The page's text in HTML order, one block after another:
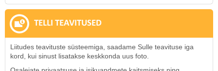
TELLI TEAVITUSED
Liitudes teavituste süsteemiga, saadame Sulle teavituse iga
kord, kui sinust lisatakse keskkonda uus foto.